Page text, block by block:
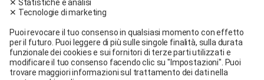
Linkedin
Condizioni Generali
Informazioni legali
Condizioni di utilizzo
Condizioni generali di servizio e di vendita